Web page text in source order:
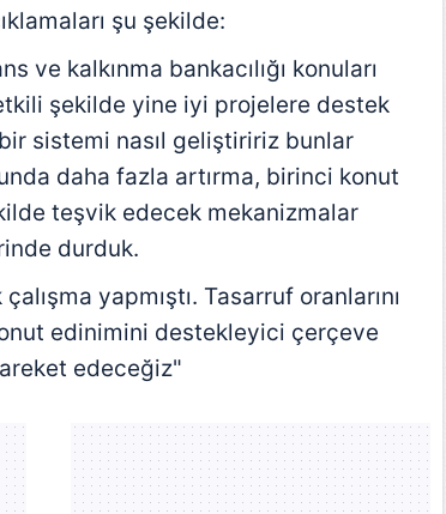
şu şekilde:
ve kalkınma bankacılığı konuları
şekilde yine iyi projelere destek
sistemi nasıl geliştiririz bunlar
daha fazla artırma, birinci konut
teşvik edecek mekanizmalar
durduk.
yapmıştı. Tasarruf oranlarını
edinimini destekleyici çerçeve
edeceğiz"